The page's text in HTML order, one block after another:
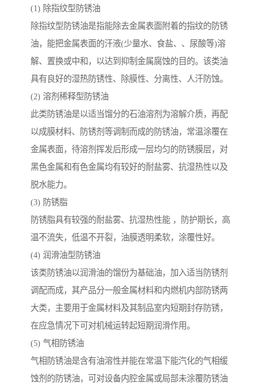
(1) 除指纹型防锈油
除指纹型防锈油是指能除去金属表面附着的指纹的防锈
油，能把金属表面的汗液(少量水、食盐、、尿酸等)溶
解、置换或中和，以达到抑制金属腐蚀的目的。该类油
具有良好的湿热防锈性、除膜性、分离性、人汗防蚀。
(2) 溶剂稀释型防锈油
此类防锈油是以适当馏分的石油溶剂为溶解介质，再配
以成膜材料、防锈剂等调制而成的防锈油，常温涂覆在
金属表面，待溶剂挥发后形成一层均匀的防锈膜层，对
黑色金属和有色金属均有较好的耐盐雾、抗湿热性以及
脱水能力。
(3) 防锈脂
防锈脂具有较强的耐盐雾、抗湿热性能 ，防护期长，高
温不流失，低温不开裂，油膜透明柔软，涂覆性好。
(4) 润滑油型防锈油
该类防锈油以润滑油的馏份为基础油，加入适当防锈剂
调配而成，其产品分一般金属材料和内燃机内部防锈两
大类，主要用于金属材料及其制品室内短期封存防锈，
在应急情况下可对机械运转起短期润滑作用。
(5) 气相防锈油
气相防锈油是含有油溶性并能在常温下能汽化的气相缓
蚀剂的防锈油，可对设备内腔金属或局部未涂覆防锈油